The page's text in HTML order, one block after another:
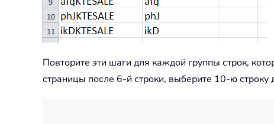
Повторите эти шаги для каждой группы строк,
страницы после 6-й строки, выберите 10-ю строку